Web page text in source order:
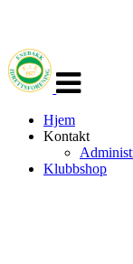
navigasjon
Hjem
Kontakt
Klubbshop